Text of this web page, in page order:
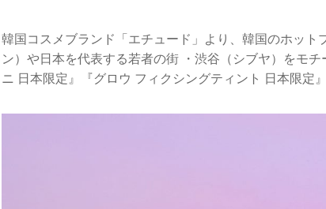
韓国コスメブランド「エチュード」より、韓国のホッ
ン）や日本を代表する若者の街 ・渋谷（シブヤ）をモ
ニ 日本限定』『グロウ フィクシングティント 日本限定